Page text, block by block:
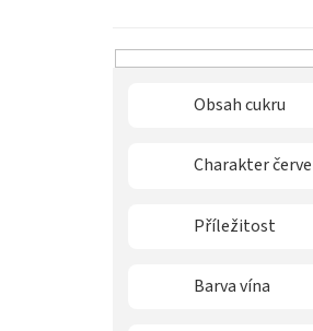
n
Obsah cukru
Charakter
Příležitost
Barva vína